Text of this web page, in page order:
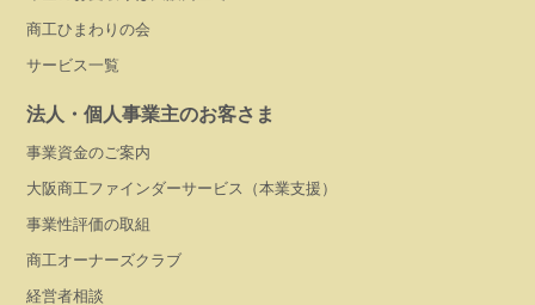
商工ひまわりの会
サービス一覧
法人・個人事業主のお客さま
事業資金のご案内
大阪商工ファインダーサービス（本業支援）
事業性評価の取組
商工オーナーズクラブ
経営者相談